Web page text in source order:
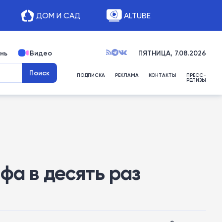
ДОМ И САД ALTUBE
Видео ПЯТНИЦА, 7.08.2026
ПОДПИСКА РЕКЛАМА КОНТАКТЫ ПРЕСС-
РЕЛИЗЫ
в десять раз